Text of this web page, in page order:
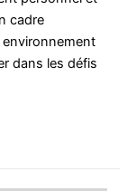
cadre
environnement
dans les défis